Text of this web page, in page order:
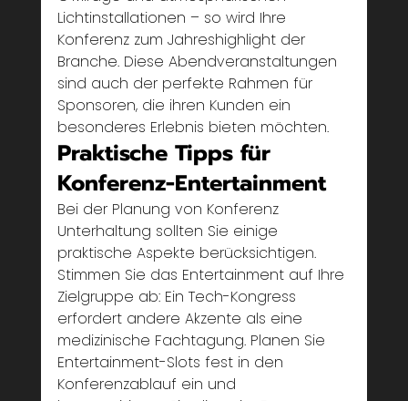
Lichtinstallationen – so wird Ihre
Konferenz zum Jahreshighlight der
Branche. Diese Abendveranstaltungen
sind auch der perfekte Rahmen für
Sponsoren, die ihren Kunden ein
besonderes Erlebnis bieten möchten.
Praktische Tipps für
Konferenz-Entertainment
Bei der Planung von Konferenz
Unterhaltung sollten Sie einige
praktische Aspekte berücksichtigen.
Stimmen Sie das Entertainment auf Ihre
Zielgruppe ab: Ein Tech-Kongress
erfordert andere Akzente als eine
medizinische Fachtagung. Planen Sie
Entertainment-Slots fest in den
Konferenzablauf ein und